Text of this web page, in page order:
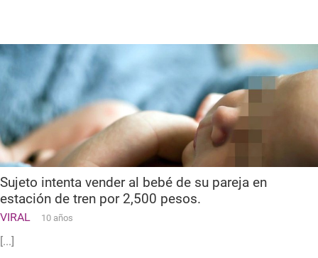
Sujeto intenta vender al bebé de su pareja en
estación de tren por 2,500 pesos.
VIRAL 10 años
[...]